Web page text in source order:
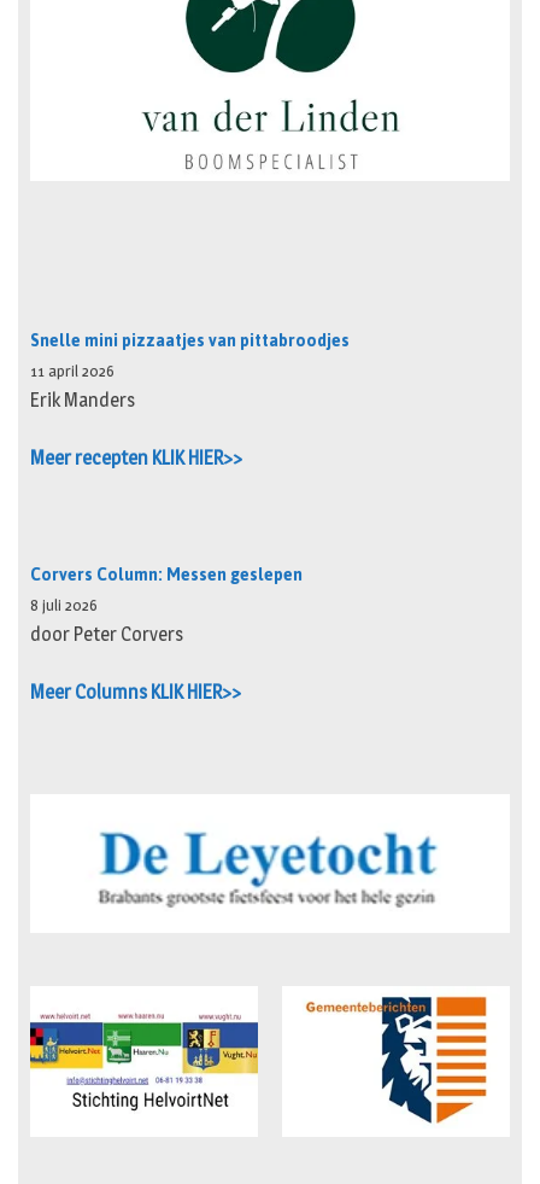
Snelle mini pizzaatjes van pittabroodjes
11 april 2026
Erik Manders
Meer recepten KLIK HIER>>
Corvers Column: Messen geslepen
8 juli 2026
door Peter Corvers
Meer Columns KLIK HIER>>